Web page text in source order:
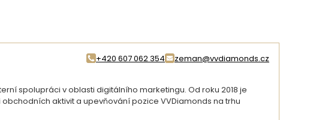
+420 607 062 354 zeman@vvdiamonds.cz
spolupráci v oblasti digitálního marketingu. Od roku 2018 je
aktivit a upevňování pozice VVDiamonds na trhu